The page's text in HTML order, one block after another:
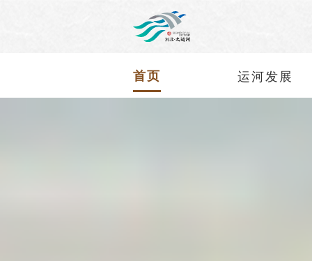
首页 运河发展